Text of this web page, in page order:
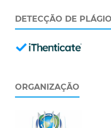
DETECÇÃO DE
ORGANIZAÇÃO